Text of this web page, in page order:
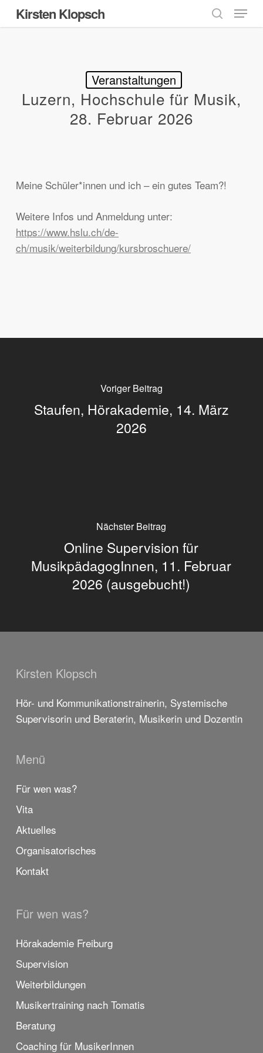
Skip
to
Kirsten Klopsch
search
Menu
Veranstaltungen
Luzern, Hochschule für Musik,
28. Februar 2026
Meine Schüler*innen und ich – ein gutes Team?!
Weitere Infos und Anmeldung unter:
https://www.hslu.ch/de-
ch/musik/weiterbildung/kursbroschuere/
Voriger Beitrag
Staufen, Hörakademie, 14. März
2026
Nächster Beitrag
Online Supervision für
MusikpädagogInnen, 11. Februar
2026 (ausgebucht!)
Kirsten Klopsch
Hör- und Kommunikationstrainerin, Systemische
Supervisorin und Beraterin, Musikerin und Dozentin
Menü
Für wen was?
Vita
Aktuelles
Organisatorisches
Kontakt
Für wen was?
Hörakademie Freiburg
Supervision
Weiterbildungen
Musikertraining nach Tomatis
Beratung
Coaching für MusikerInnen